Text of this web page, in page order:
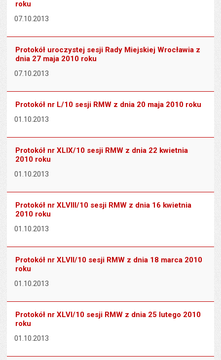
roku
07.10.2013
Protokół uroczystej sesji Rady Miejskiej Wrocławia z
dnia 27 maja 2010 roku
07.10.2013
Protokół nr L/10 sesji RMW z dnia 20 maja 2010 roku
01.10.2013
Protokół nr XLIX/10 sesji RMW z dnia 22 kwietnia
2010 roku
01.10.2013
Protokół nr XLVIII/10 sesji RMW z dnia 16 kwietnia
2010 roku
01.10.2013
Protokół nr XLVII/10 sesji RMW z dnia 18 marca 2010
roku
01.10.2013
Protokół nr XLVI/10 sesji RMW z dnia 25 lutego 2010
roku
01.10.2013